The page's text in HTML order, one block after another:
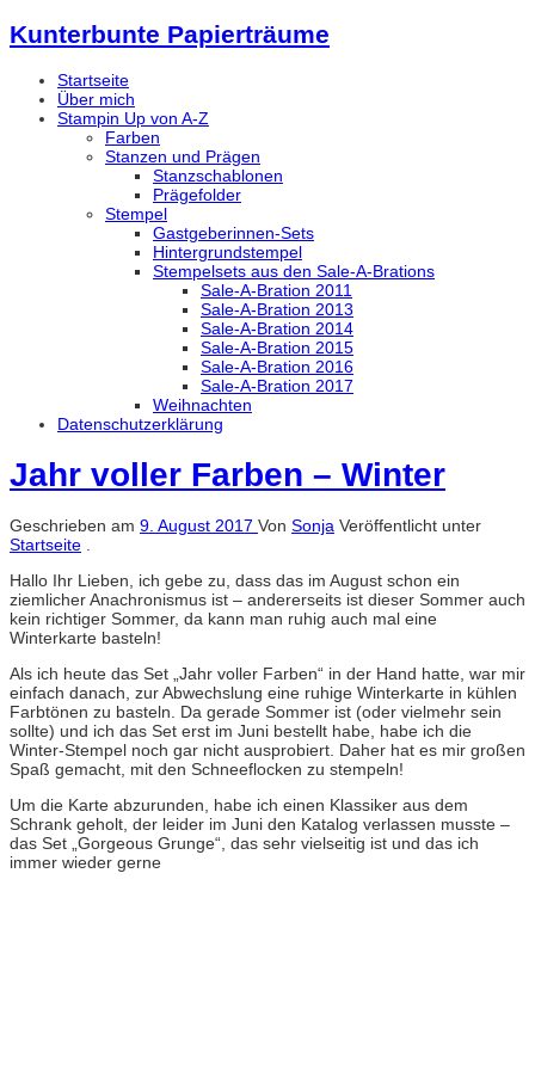
Kunterbunte Papierträume
Startseite
Über mich
Stampin Up von A-Z
Farben
Stanzen und Prägen
Stanzschablonen
Prägefolder
Stempel
Gastgeberinnen-Sets
Hintergrundstempel
Stempelsets aus den Sale-A-Brations
Sale-A-Bration 2011
Sale-A-Bration 2013
Sale-A-Bration 2014
Sale-A-Bration 2015
Sale-A-Bration 2016
Sale-A-Bration 2017
Weihnachten
Datenschutzerklärung
Jahr voller Farben – Winter
Geschrieben am 9. August 2017 Von Sonja Veröffentlicht unter
Startseite .
Hallo Ihr Lieben, ich gebe zu, dass das im August schon ein
ziemlicher Anachronismus ist – andererseits ist dieser Sommer auch
kein richtiger Sommer, da kann man ruhig auch mal eine
Winterkarte basteln!
Als ich heute das Set „Jahr voller Farben“ in der Hand hatte, war mir
einfach danach, zur Abwechslung eine ruhige Winterkarte in kühlen
Farbtönen zu basteln. Da gerade Sommer ist (oder vielmehr sein
sollte) und ich das Set erst im Juni bestellt habe, habe ich die
Winter-Stempel noch gar nicht ausprobiert. Daher hat es mir großen
Spaß gemacht, mit den Schneeflocken zu stempeln!
Um die Karte abzurunden, habe ich einen Klassiker aus dem
Schrank geholt, der leider im Juni den Katalog verlassen musste –
das Set „Gorgeous Grunge“, das sehr vielseitig ist und das ich
immer wieder gerne